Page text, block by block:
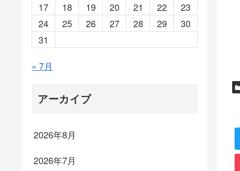
17
18 19 20 21 22
23
24
25 26 27 28 29
30
31
« 7月
アーカイブ
2026年8月
2026年7月